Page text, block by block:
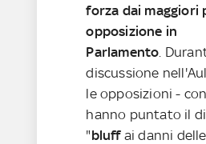
forza dai maggiori
opposizione in
Parlamento .
discussione
le opposizioni -
hanno puntato il
"bluffai danni